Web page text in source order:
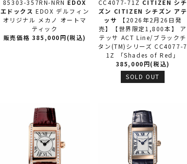
85303-357RN-NRN EDOX
エドックス EDOX デルフィン
オリジナル メカノ オートマ
ティック
販売価格 385,000円(税込)
CC4077-71Z CITIZEN シチ
ズン CITIZEN シチズン アテ
ッサ
【2026年2月26日発
売】【世界限定1,800本】 ア
テッサ ACT Line/ブラックチ
タン(TM)シリーズ CC4077-7
1Z 「Shades of Red」
385,000円(税込)
SOLD OUT